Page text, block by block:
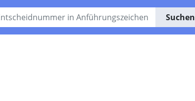
Suchen